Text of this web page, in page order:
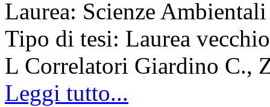
Laurea: Scienze
Tipo di tesi: Laurea
L Correlatori Giardino
Leggi tutto...